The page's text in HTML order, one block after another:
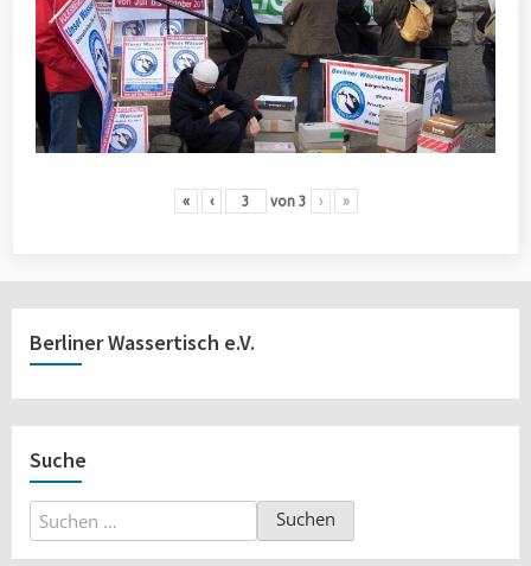
« ‹ von 3 › »
Berliner Wassertisch e.V.
Suche
Suchen
nach: